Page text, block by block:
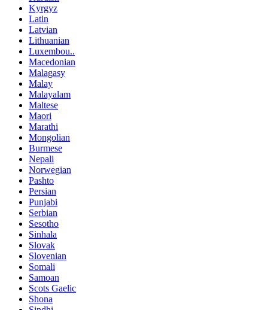
Kyrgyz
Latin
Latvian
Lithuanian
Luxembou..
Macedonian
Malagasy
Malay
Malayalam
Maltese
Maori
Marathi
Mongolian
Burmese
Nepali
Norwegian
Pashto
Persian
Punjabi
Serbian
Sesotho
Sinhala
Slovak
Slovenian
Somali
Samoan
Scots Gaelic
Shona